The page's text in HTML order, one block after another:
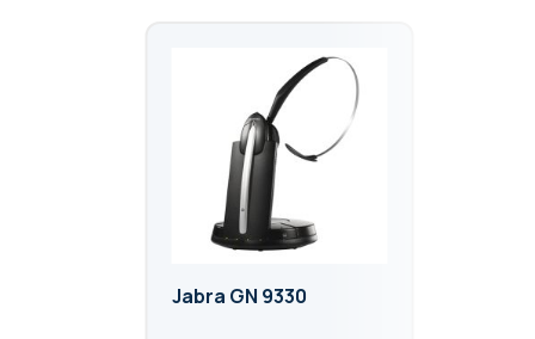
Jabra GN 9330